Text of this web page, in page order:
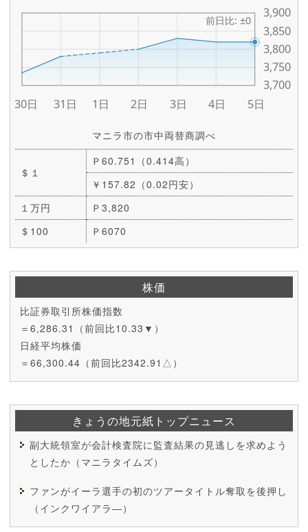
マニラ市の市中両替商調べ
＄１
Ｐ60.751（0.414高）
￥157.82（0.02円安）
１万円
Ｐ3,820
＄100
Ｐ6070
株価
比証券取引所株価指数
＝6,286.31（前回比10.33▼）
日経平均株価
＝66,300.44（前回比2342.91△）
きょうの地元紙トップニュース
副大統領室が会計検査院に監査結果の見逃しを求めよう
としたか（マニラタイムズ）
ファンがイーラ選手の初のツアータイトル奪取を後押し
（インクワイアラ―）